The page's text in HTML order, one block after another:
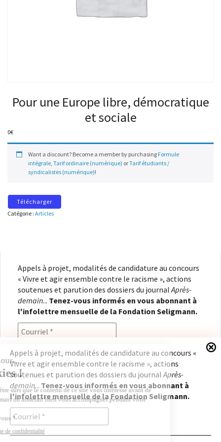
Pour une Europe libre, démocratique
et sociale
0€
Want a discount? Become a member by purchasing Formule
intégrale, Tarif ordinaire (numérique) orTarif étudiants /
syndicalistes (numérique)!
Télécharger
Catégorie : Articles
Appels à projet, modalités de candidature au concours
« Vivre et agir ensemble contre le racisme », actions
soutenues et parution des dossiers du journal Après-
demain... Tenez-vous informés en vous abonnant à
l'infolettre mensuelle de la Fondation Seligmann.
En renseignant votre adresse électronique, vous
consentez à recevoir l'infolettre de la Fondation
Seligmann, conformément à notrepolitique de
confidentialité. Il vous sera possible de vous
désabonner à tout moment.
Appels à projet, modalités de candidature au concours «
Vivre et agir ensemble contre le racisme », actions
soutenues et parution des dossiers du journalAprès-
demain... Tenez-vous informés en vous abonnant à
l'infolettre mensuelle de la Fondation Seligmann.